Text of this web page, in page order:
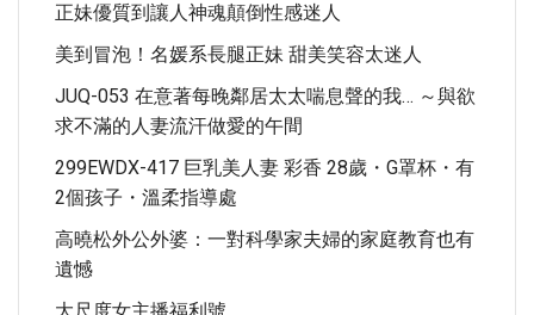
正妹優質到讓人神魂顛倒性感迷人
美到冒泡！名媛系長腿正妹 甜美笑容太迷人
JUQ-053 在意著每晚鄰居太太喘息聲的我… ～與欲
求不滿的人妻流汗做愛的午間
299EWDX-417 巨乳美人妻 彩香 28歲・G罩杯・有
2個孩子・溫柔指導處
高曉松外公外婆：一對科學家夫婦的家庭教育也有
遺憾